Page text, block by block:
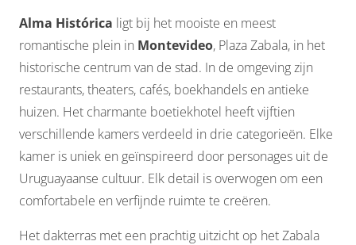
Alma Histórica ligt bij het mooiste en meest
romantische plein in Montevideo, Plaza Zabala, in het
historische centrum van de stad. In de omgeving zijn
restaurants, theaters, cafés, boekhandels en antieke
huizen. Het charmante boetiekhotel heeft vijftien
verschillende kamers verdeeld in drie categorieën. Elke
kamer is uniek en geïnspireerd door personages uit de
Uruguayaanse cultuur. Elk detail is overwogen om een
comfortabele en verfijnde ruimte te creëren.
Het dakterras met een prachtig uitzicht op het Zabala